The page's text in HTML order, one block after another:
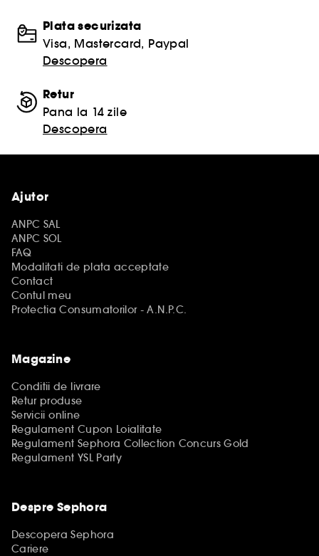
Plata securizata
Visa, Mastercard, Paypal
Descopera
Retur
Pana la 14 zile
Descopera
Ajutor
ANPC SAL
ANPC SOL
FAQ
Modalitati de plata acceptate
Contact
Contul meu
Protectia Consumatorilor - A.N.P.C.
Magazine
Conditii de livrare
Retur produse
Servicii online
Regulament Cupon Loialitate
Regulament Sephora Collection Concurs Gold
Regulament YSL Party
Despre Sephora
Descopera Sephora
Cariere